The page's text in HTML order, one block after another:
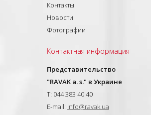
Контакты
Новости
Фотографии
Контактная информация
Представительство
"RAVAK a. s." в Украине
T: 044 383 40 40
E-mail: info@ravak.ua